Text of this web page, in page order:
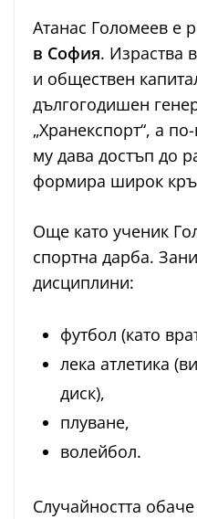
Атанас Голомеев е
в София. Израства
и обществен
дългогодишен
„Хранекспорт“, а
му дава достъп до
формира широк
Още като ученик
спортна дарба.
дисциплини:
футбол (като
лека атлетика
диск),
плуване,
волейбол.
Случайността